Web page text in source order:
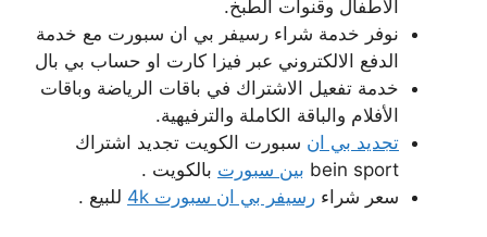
الاطفال وقنوات الطبخ.
نوفر خدمة شراء رسيفر بي ان سبورت مع خدمة
الدفع الالكتروني عبر فيزا كارت او حساب بي بال
خدمة تفعيل الاشتراك في باقات الرياضة وباقات
الأفلام والباقة الكاملة والترفيهية.
تجديد بي ان سبورت الكويت تجديد اشتراك
bein sport بين سبورت بالكويت .
سعر شراء رسيفر بي ان سبورت 4k للبيع .